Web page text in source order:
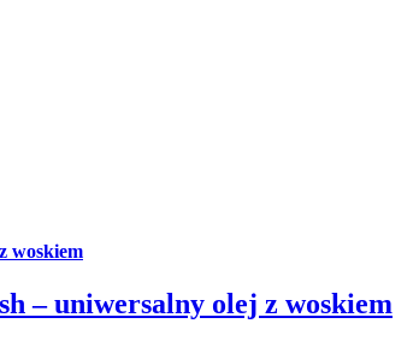
woskiem
– uniwersalny olej z woskiem